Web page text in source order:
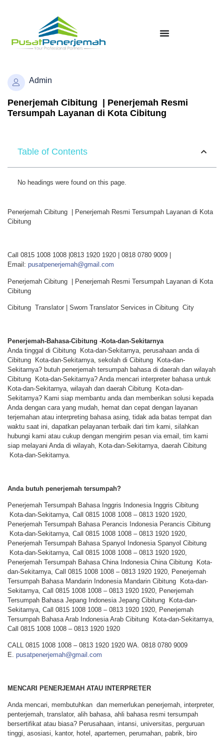
Admin
Penerjemah Cibitung | Penerjemah Resmi
Tersumpah Layanan di Kota Cibitung
Table of Contents
No headings were found on this page.
Penerjemah Cibitung | Penerjemah Resmi Tersumpah Layanan di Kota
Cibitung
Call 0815 1008 1008 |0813 1920 1920 | 0818 0780 9009 |
Email: pusatpenerjemah@gmail.com
Penerjemah Cibitung | Penerjemah Resmi Tersumpah Layanan di Kota
Cibitung
Cibitung Translator | Sworn Translator Services in Cibitung City
Penerjemah-Bahasa-Cibitung -Kota-dan-Sekitarnya
Anda tinggal di Cibitung Kota-dan-Sekitarnya, perusahaan anda di
Cibitung Kota-dan-Sekitarnya, sekolah di Cibitung Kota-dan-
Sekitarnya? butuh penerjemah tersumpah bahasa di daerah dan wilayah
Cibitung Kota-dan-Sekitarnya? Anda mencari interpreter bahasa untuk
Kota-dan-Sekitarnya, wilayah dan daerah Cibitung Kota-dan-
Sekitarnya? Kami siap membantu anda dan memberikan solusi kepada
Anda dengan cara yang mudah, hemat dan cepat dengan layanan
terjemahan atau interpreting bahasa asing, tidak ada batas tempat dan
waktu saat ini, dapatkan pelayanan terbaik dari tim kami, silahkan
hubungi kami atau cukup dengan mengirim pesan via email, tim kami
siap melayani Anda di wilayah, Kota-dan-Sekitarnya, daerah Cibitung
Kota-dan-Sekitarnya.
Anda butuh penerjemah tersumpah?
Penerjemah Tersumpah Bahasa Inggris Indonesia Inggris Cibitung
Kota-dan-Sekitarnya, Call 0815 1008 1008 – 0813 1920 1920,
Penerjemah Tersumpah Bahasa Perancis Indonesia Perancis Cibitung
Kota-dan-Sekitarnya, Call 0815 1008 1008 – 0813 1920 1920,
Penerjemah Tersumpah Bahasa Spanyol Indonesia Spanyol Cibitung
Kota-dan-Sekitarnya, Call 0815 1008 1008 – 0813 1920 1920,
Penerjemah Tersumpah Bahasa China Indonesia China Cibitung Kota-
dan-Sekitarnya, Call 0815 1008 1008 – 0813 1920 1920, Penerjemah
Tersumpah Bahasa Mandarin Indonesia Mandarin Cibitung Kota-dan-
Sekitarnya, Call 0815 1008 1008 – 0813 1920 1920, Penerjemah
Tersumpah Bahasa Jepang Indonesia Jepang Cibitung Kota-dan-
Sekitarnya, Call 0815 1008 1008 – 0813 1920 1920, Penerjemah
Tersumpah Bahasa Arab Indonesia Arab Cibitung Kota-dan-Sekitarnya,
Call 0815 1008 1008 – 0813 1920 1920
CALL 0815 1008 1008 – 0813 1920 1920 WA. 0818 0780 9009
E. pusatpenerjemah@gmail.com
MENCARI PENERJEMAH ATAU INTERPRETER
Anda mencari, membutuhkan dan memerlukan penerjemah, interpreter,
penterjemah, translator, alih bahasa, ahli bahasa resmi tersumpah
bersertifikat atau biasa? Perusahaan, intansi, universitas, perguruan
tinggi, asosiasi, kantor, hotel, apartemen, perumahan, pabrik, biro